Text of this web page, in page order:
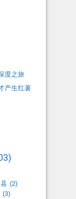
度之旅
产生红薯
(2)
(3)